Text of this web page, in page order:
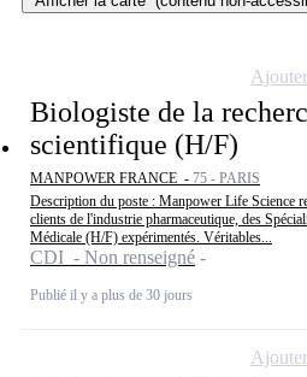
Biologiste de la
scientifique (H/F)
MANPOWER FRANCE - 75 - PARIS
Description du poste : Manpower Life Science
clients de l'industrie pharmaceutique, des
Médicale (H/F) expérimentés. Véritables...
CDI - Non renseigné
Publié il y a plus de 30 jours